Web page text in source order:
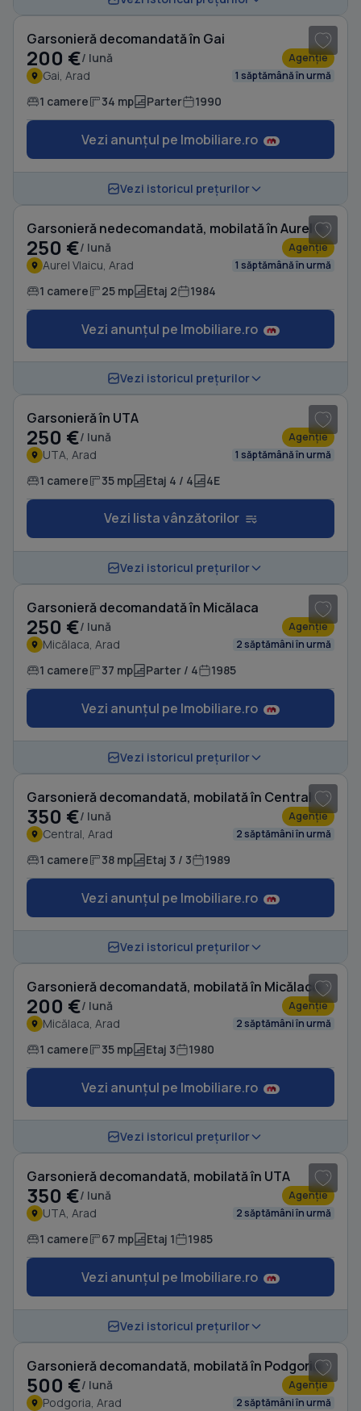
Garsonieră decomandată în Gai
200 €/ lună Agenție
Gai, Arad 1 săptămână în urmă
1 camere 34 mp Parter 1990
Vezi anunțul pe Imobiliare.ro
Vezi istoricul prețurilor
Garsonieră nedecomandată, mobilată în Aurel Vlaicu
250 €/ lună Agenție
Aurel Vlaicu, Arad 1 săptămână în urmă
1 camere 25 mp Etaj 2 1984
Vezi anunțul pe Imobiliare.ro
Vezi istoricul prețurilor
Garsonieră în UTA
250 €/ lună Agenție
UTA, Arad 1 săptămână în urmă
1 camere 35 mp Etaj 4 / 4 4E
Vezi lista vânzătorilor
Vezi istoricul prețurilor
Garsonieră decomandată în Micălaca
250 €/ lună Agenție
Micălaca, Arad 2 săptămâni în urmă
1 camere 37 mp Parter / 4 1985
Vezi anunțul pe Imobiliare.ro
Vezi istoricul prețurilor
Garsonieră decomandată, mobilată în Central
350 €/ lună Agenție
Central, Arad 2 săptămâni în urmă
1 camere 38 mp Etaj 3 / 3 1989
Vezi anunțul pe Imobiliare.ro
Vezi istoricul prețurilor
Garsonieră decomandată, mobilată în Micălaca
200 €/ lună Agenție
Micălaca, Arad 2 săptămâni în urmă
1 camere 35 mp Etaj 3 1980
Vezi anunțul pe Imobiliare.ro
Vezi istoricul prețurilor
Garsonieră decomandată, mobilată în UTA
350 €/ lună Agenție
UTA, Arad 2 săptămâni în urmă
1 camere 67 mp Etaj 1 1985
Vezi anunțul pe Imobiliare.ro
Vezi istoricul prețurilor
Garsonieră decomandată, mobilată în Podgoria
500 €/ lună Agenție
Podgoria, Arad 2 săptămâni în urmă